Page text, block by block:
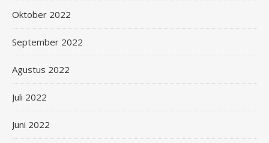
Oktober 2022
September 2022
Agustus 2022
Juli 2022
Juni 2022